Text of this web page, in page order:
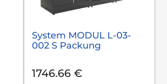
System MODUL L-03-
002 S Packung
1746.66 €